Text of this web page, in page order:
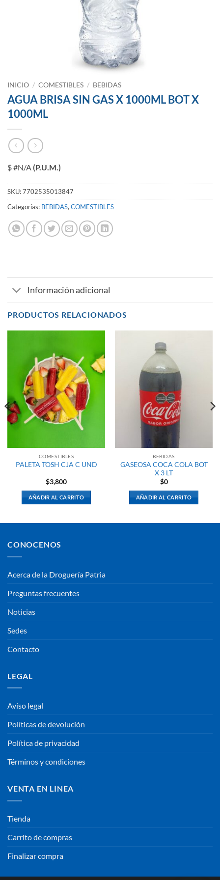
INICIO / COMESTIBLES / BEBIDAS
AGUA BRISA SIN GAS X 1000ML BOT X
1000ML
$ #N/A(P.U.M.)
SKU:7702535013847
Categorías: BEBIDAS,COMESTIBLES
Información adicional
PRODUCTOS RELACIONADOS
COMESTIBLES
PALETA TOSH CJA C UND
$3,800
AÑADIR AL CARRITO
BEBIDAS
GASEOSA COCA COLA BOT
X 3 LT
$0
AÑADIR AL CARRITO
CONOCENOS
Acerca de la Droguería Patria
Preguntas frecuentes
Noticias
Sedes
Contacto
LEGAL
Aviso legal
Políticas de devolución
Política de privacidad
Términos y condiciones
VENTA EN LINEA
Tienda
Carrito de compras
Finalizar compra